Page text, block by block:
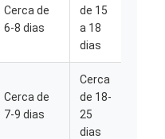
Cerca de
6-8 dias
de 15
a 18
dias
Cerca de
7-9 dias
Cerca
de 18-
25
dias